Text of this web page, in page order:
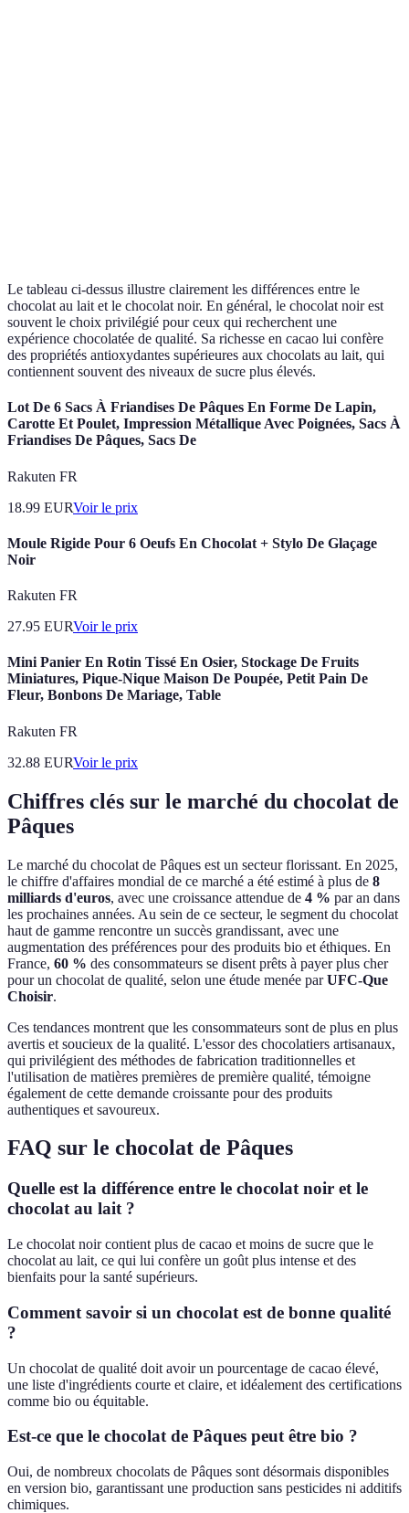
Le tableau ci-dessus illustre clairement les différences entre le
chocolat au lait et le chocolat noir. En général, le chocolat noir est
souvent le choix privilégié pour ceux qui recherchent une
expérience chocolatée de qualité. Sa richesse en cacao lui confère
des propriétés antioxydantes supérieures aux chocolats au lait, qui
contiennent souvent des niveaux de sucre plus élevés.
Lot De 6 Sacs À Friandises De Pâques En Forme De Lapin,
Carotte Et Poulet, Impression Métallique Avec Poignées, Sacs À
Friandises De Pâques, Sacs De
Rakuten FR
18.99 EURVoir le prix
Moule Rigide Pour 6 Oeufs En Chocolat + Stylo De Glaçage
Noir
Rakuten FR
27.95 EURVoir le prix
Mini Panier En Rotin Tissé En Osier, Stockage De Fruits
Miniatures, Pique-Nique Maison De Poupée, Petit Pain De
Fleur, Bonbons De Mariage, Table
Rakuten FR
32.88 EURVoir le prix
Chiffres clés sur le marché du chocolat de
Pâques
Le marché du chocolat de Pâques est un secteur florissant. En 2025,
le chiffre d'affaires mondial de ce marché a été estimé à plus de 8
milliards d'euros, avec une croissance attendue de 4 % par an dans
les prochaines années. Au sein de ce secteur, le segment du chocolat
haut de gamme rencontre un succès grandissant, avec une
augmentation des préférences pour des produits bio et éthiques. En
France, 60 % des consommateurs se disent prêts à payer plus cher
pour un chocolat de qualité, selon une étude menée parUFC-Que
Choisir.
Ces tendances montrent que les consommateurs sont de plus en plus
avertis et soucieux de la qualité. L'essor des chocolatiers artisanaux,
qui privilégient des méthodes de fabrication traditionnelles et
l'utilisation de matières premières de première qualité, témoigne
également de cette demande croissante pour des produits
authentiques et savoureux.
FAQ sur le chocolat de Pâques
Quelle est la différence entre le chocolat noir et le
chocolat au lait ?
Le chocolat noir contient plus de cacao et moins de sucre que le
chocolat au lait, ce qui lui confère un goût plus intense et des
bienfaits pour la santé supérieurs.
Comment savoir si un chocolat est de bonne qualité
?
Un chocolat de qualité doit avoir un pourcentage de cacao élevé,
une liste d'ingrédients courte et claire, et idéalement des certifications
comme bio ou équitable.
Est-ce que le chocolat de Pâques peut être bio ?
Oui, de nombreux chocolats de Pâques sont désormais disponibles
en version bio, garantissant une production sans pesticides ni additifs
chimiques.